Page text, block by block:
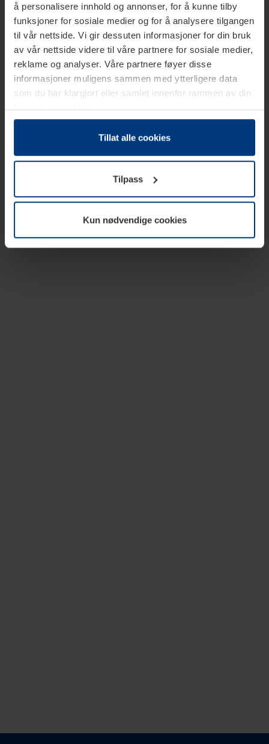
å personalisere innhold og annonser, for å kunne tilby
funksjoner for sosiale medier og for å analysere tilgangen
til vår nettside. Vi gir dessuten informasjoner for din bruk
av vår nettside videre til våre partnere for sosiale medier,
reklame og analyser. Våre partnere føyer disse
informasjoner muligens sammen med ytterligere data
som du har klargjort eller samlet innenfor rammen av din
bruk av tjenestene.
Etter loven kan vi lagre informasjonskapsler på din
datamaskin, hvis disse er absolutt nødvendig for drift av
trenger vi din tillatelse. Du kan når som helst endre eller
tilbakekalle ditt samtykke i forklaringen av
informasjonskapselen på sidenPersonvernerklæringpå
Tillat alle cookies
Tilpass
Kun nødvendige cookies